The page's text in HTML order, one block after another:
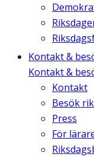
Kontakt &
Kontakt &
Kontakt
Besök
Press
För